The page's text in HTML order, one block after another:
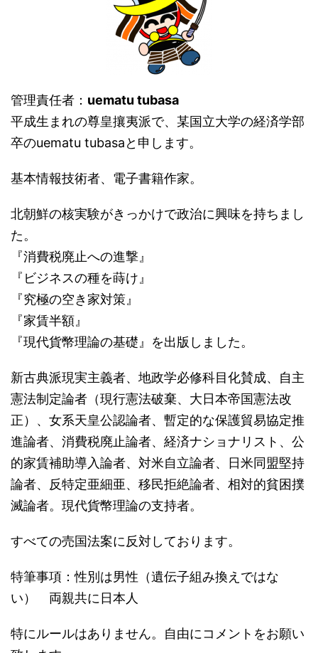
管理責任者： uematu tubasa
平成生まれの尊皇攘夷派で、某国立大学の経済学部
卒のuematu tubasaと申します。
基本情報技術者、電子書籍作家。
北朝鮮の核実験がきっかけで政治に興味を持ちまし
た。
『消費税廃止への進撃』
『ビジネスの種を蒔け』
『究極の空き家対策』
『家賃半額』
『現代貨幣理論の基礎』を出版しました。
新古典派現実主義者、地政学必修科目化賛成、自主
憲法制定論者（現行憲法破棄、大日本帝国憲法改
正）、女系天皇公認論者、暫定的な保護貿易協定推
進論者、消費税廃止論者、経済ナショナリスト、公
的家賃補助導入論者、対米自立論者、日米同盟堅持
論者、反特定亜細亜、移民拒絶論者、相対的貧困撲
滅論者。現代貨幣理論の支持者。
すべての売国法案に反対しております。
特筆事項：性別は男性（遺伝子組み換えではな
い） 両親共に日本人
特にルールはありません。自由にコメントをお願い